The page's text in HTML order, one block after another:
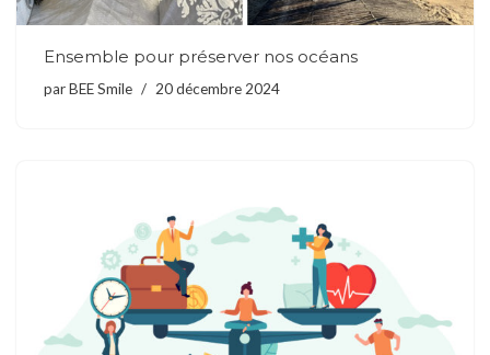
Ensemble pour préserver nos océans
parBEE Smile 20 décembre 2024